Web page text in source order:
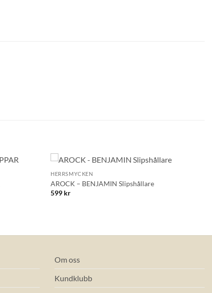
+
HERRSMYCKEN
AROCK – BENJAMIN Slipshållare
599 kr
Om oss
Kundklubb